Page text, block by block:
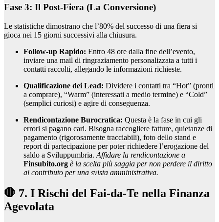
Fase 3: Il Post-Fiera (La Conversione)
Le statistiche dimostrano che l’80% del successo di una fiera si
gioca nei 15 giorni successivi alla chiusura.
Follow-up Rapido: Entro 48 ore dalla fine dell’evento,
inviare una mail di ringraziamento personalizzata a tutti i
contatti raccolti, allegando le informazioni richieste.
Qualificazione dei Lead: Dividere i contatti tra “Hot” (pronti
a comprare), “Warm” (interessati a medio termine) e “Cold”
(semplici curiosi) e agire di conseguenza.
Rendicontazione Burocratica: Questa è la fase in cui gli
errori si pagano cari. Bisogna raccogliere fatture, quietanze di
pagamento (rigorosamente tracciabili), foto dello stand e
report di partecipazione per poter richiedere l’erogazione del
saldo a Sviluppumbria. Affidare la rendicontazione a
Finsubito.org è la scelta più saggia per non perdere il diritto
al contributo per una svista amministrativa.
🛑 7. I Rischi del Fai-da-Te nella Finanza
Agevolata